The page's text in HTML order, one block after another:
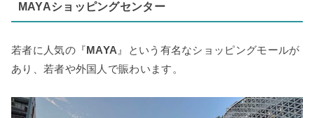
MAYAショッピングセンター
若者に人気の『MAYA 』という有名なショッピングモールが
あり、若者や外国人で賑わいます。